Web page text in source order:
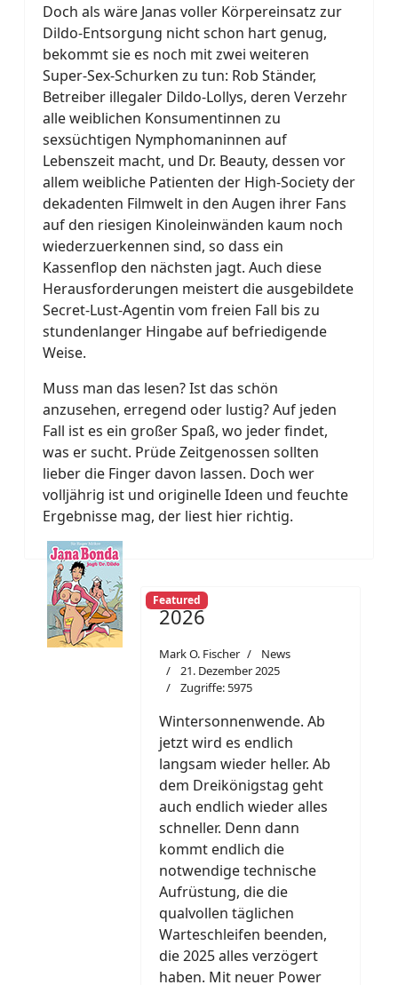
Doch als wäre Janas voller Körpereinsatz zur
Dildo-Entsorgung nicht schon hart genug,
bekommt sie es noch mit zwei weiteren
Super-Sex-Schurken zu tun: Rob Ständer,
Betreiber illegaler Dildo-Lollys, deren Verzehr
alle weiblichen Konsumentinnen zu
sexsüchtigen Nymphomaninnen auf
Lebenszeit macht, und Dr. Beauty, dessen vor
allem weibliche Patienten der High-Society der
dekadenten Filmwelt in den Augen ihrer Fans
auf den riesigen Kinoleinwänden kaum noch
wiederzuerkennen sind, so dass ein
Kassenflop den nächsten jagt. Auch diese
Herausforderungen meistert die ausgebildete
Secret-Lust-Agentin vom freien Fall bis zu
stundenlanger Hingabe auf befriedigende
Weise.
Muss man das lesen? Ist das schön
anzusehen, erregend oder lustig? Auf jeden
Fall ist es ein großer Spaß, wo jeder findet,
was er sucht. Prüde Zeitgenossen sollten
lieber die Finger davon lassen. Doch wer
volljährig ist und originelle Ideen und feuchte
Ergebnisse mag, der liest hier richtig.
Featured
2026
Mark O. Fischer
News
21. Dezember 2025
Zugriffe: 5975
Wintersonnenwende. Ab
jetzt wird es endlich
langsam wieder heller. Ab
dem Dreikönigstag geht
auch endlich wieder alles
schneller. Denn dann
kommt endlich die
notwendige technische
Aufrüstung, die die
qualvollen täglichen
Warteschleifen beenden,
die 2025 alles verzögert
haben. Mit neuer Power